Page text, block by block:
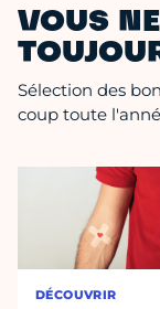
VOUS
Sélection des
coup toute
DÉCOUVRIR